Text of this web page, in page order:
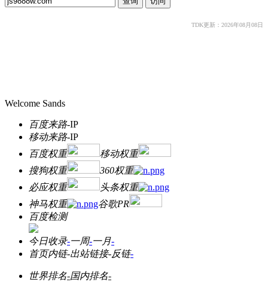
TDK更新：2026年08月08日
Welcome Sands
百度来路-IP
移动来路-IP
百度权重
移动权重
搜狗权重
360权重
必应权重
头条权重
神马权重
谷歌PR
百度检测
今日收录-一周-一月-
首页内链-出站链接-反链-
世界排名-国内排名-